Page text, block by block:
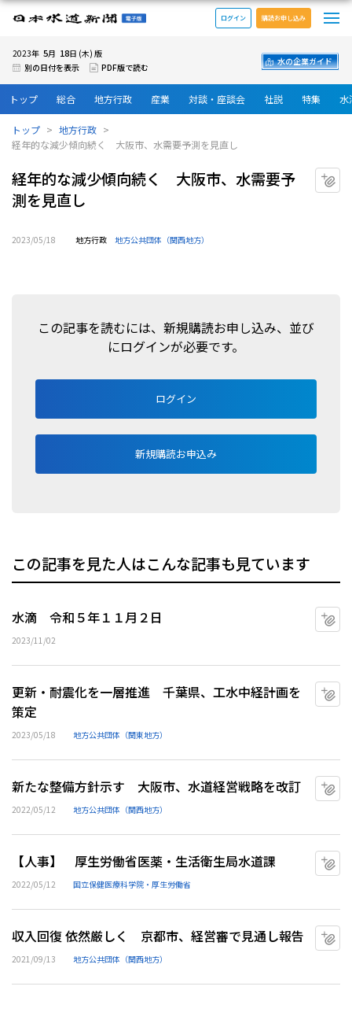
日本水道新聞 電子版
ログイン 購読お申し込み
2023年 5月 18日 (木) 版
別の日付を表示
PDF版で読む
水の企業ガイド
トップ 総合 地方行政 産業 対談・座談会 社説 特集 水
トップ
地方行政
経年的な減少傾向続く 大阪市、水需要予測を見直し
経年的な減少傾向続く 大阪市、水需要予
測を見直し
2023/05/18 地方行政 地方公共団体（関西地方）
この記事を読むには、新規購読お申し込み、並び
にログインが必要です。
ログイン
新規購読お申込み
この記事を見た人はこんな記事も見ています
水滴 令和５年１１月２日
2023/11/02
更新・耐震化を一層推進 千葉県、工水中経計画を
策定
2023/05/18 地方公共団体（関東地方）
新たな整備方針示す 大阪市、水道経営戦略を改訂
2022/05/12 地方公共団体（関西地方）
【人事】 厚生労働省医薬・生活衛生局水道課
2022/05/12 国立保健医療科学院・厚生労働省
収入回復 依然厳しく 京都市、経営審で見通し報告
2021/09/13 地方公共団体（関西地方）